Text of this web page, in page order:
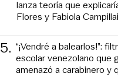
lanza teoría que
Flores y Fabiola Campillai
5. “¡Vendré a balearlos!”:
escolar venezolano que
amenazó a carabinero y